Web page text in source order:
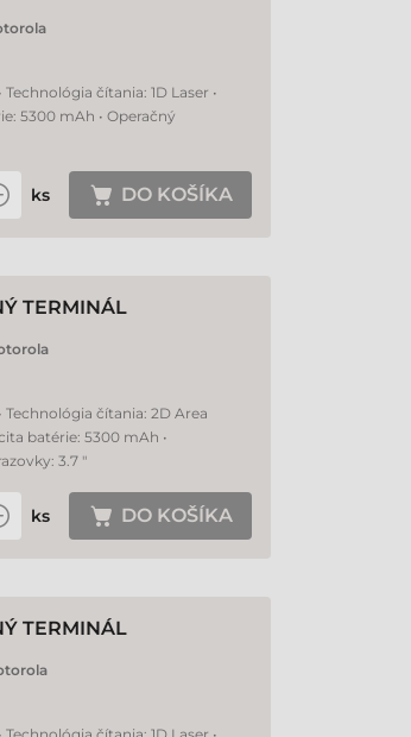
čítania: 1D Laser •
5300 mAh • Operačný
ks DO KOŠÍKA
TERMINÁL
čítania: 2D Area
batérie: 5300 mAh •
3.7 "
ks DO KOŠÍKA
TERMINÁL